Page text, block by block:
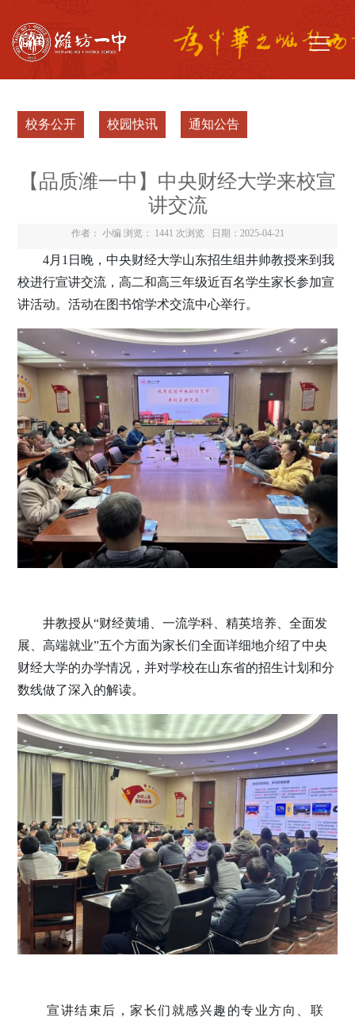
校务公开 校园快讯 通知公告
【品质潍一中】中央财经大学来校宣
讲交流
作者： 小编 浏览： 1441 次浏览日期：2025-04-21
4月1日晚，中央财经大学山东招生组井帅教授来到我
校进行宣讲交流，高二和高三年级近百名学生家长参加宣
讲活动。活动在图书馆学术交流中心举行。
井教授从“财经黄埔、一流学科、精英培养、全面发
展、高端就业”五个方面为家长们全面详细地介绍了中央
财经大学的办学情况，并对学校在山东省的招生计划和分
数线做了深入的解读。
宣讲结束后，家长们就感兴趣的专业方向、联